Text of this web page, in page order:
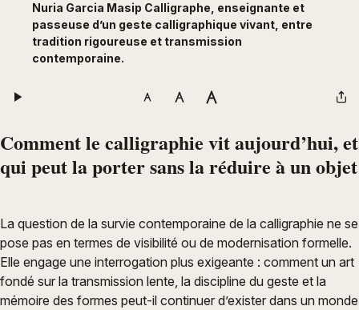
Nuria Garcia Masip Calligraphe, enseignante et
passeuse d’un geste calligraphique vivant, entre
tradition rigoureuse et transmission
contemporaine.
Comment le calligraphie vit aujourd’hui, et
qui peut la porter sans la réduire à un objet
La question de la survie contemporaine de la calligraphie ne se
pose pas en termes de visibilité ou de modernisation formelle.
Elle engage une interrogation plus exigeante : comment un art
fondé sur la transmission lente, la discipline du geste et la
mémoire des formes peut-il continuer d’exister dans un monde